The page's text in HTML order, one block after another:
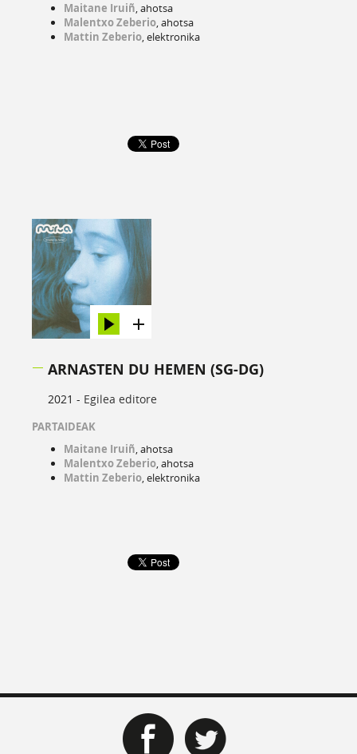
Maitane Iruiñ, ahotsa
Malentxo Zeberio, ahotsa
Mattin Zeberio, elektronika
ARNASTEN DU HEMEN (SG-DG)
2021 - Egilea editore
PARTAIDEAK
Maitane Iruiñ, ahotsa
Malentxo Zeberio, ahotsa
Mattin Zeberio, elektronika